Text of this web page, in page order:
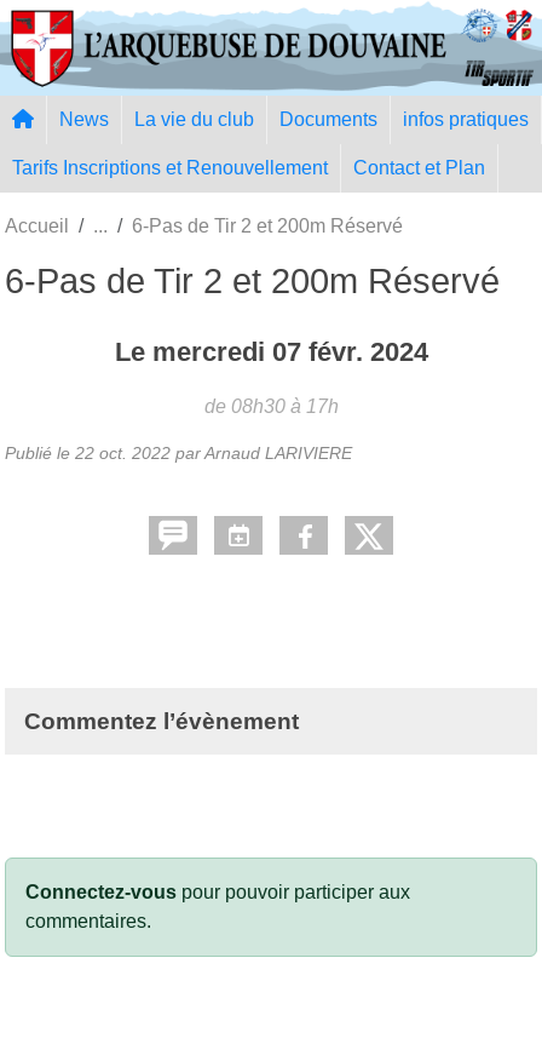
News La vie du club Documents infos pratiques
Tarifs Inscriptions et Renouvellement Contact et Plan
Accueil 6-Pas de Tir 2 et 200m Réservé
6-Pas de Tir 2 et 200m Réservé
Le mercredi 07 févr. 2024
de 08h30 à 17h
Publié le 22 oct. 2022 par Arnaud LARIVIERE
Commentez l’évènement
Connectez-vous pour pouvoir participer aux
commentaires.
Panneau de gestion des cookies